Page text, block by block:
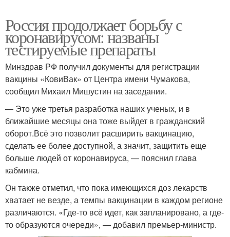
Россия продолжает борьбу с
коронавирусом: названы
тестируемые препараты
Минздрав РФ получил документы для регистрации
вакцины «КовиВак» от Центра имени Чумакова,
сообщил Михаил Мишустин на заседании.
— Это уже третья разработка наших ученых, и в
ближайшие месяцы она тоже выйдет в гражданский
оборот.Всё это позволит расширить вакцинацию,
сделать ее более доступной, а значит, защитить еще
больше людей от коронавируса, — пояснил глава
кабмина.
Он также отметил, что пока имеющихся доз лекарств
хватает не везде, а темпы вакцинации в каждом регионе
различаются. «Где-то всё идет, как запланировано, а где-
то образуются очереди», — добавил премьер-министр.